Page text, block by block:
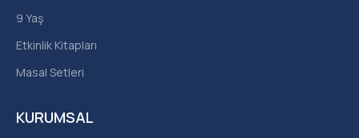
KURUMSAL
9 Yaş
Etkinlik Kitapları
Masal Setleri